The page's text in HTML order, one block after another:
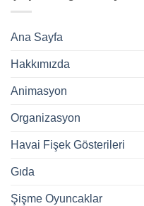
Ana Sayfa
Hakkımızda
Animasyon
Organizasyon
Havai Fişek Gösterileri
Gıda
Şişme Oyuncaklar